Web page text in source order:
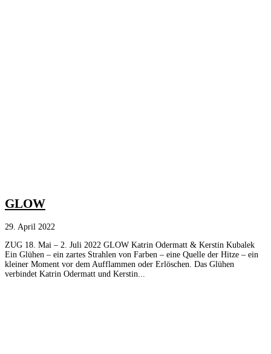
GLOW
29. April 2022
ZUG 18. Mai – 2. Juli 2022 GLOW Katrin Odermatt & Kerstin Kubalek
Ein Glühen – ein zartes Strahlen von Farben – eine Quelle der Hitze – ein
kleiner Moment vor dem Aufflammen oder Erlöschen. Das Glühen
verbindet Katrin Odermatt und Kerstin...